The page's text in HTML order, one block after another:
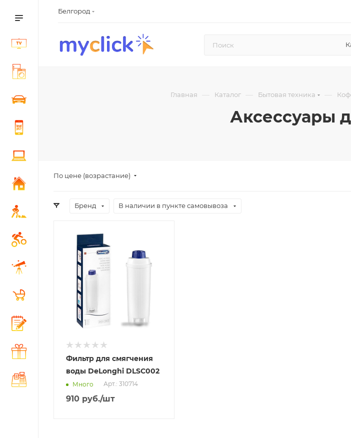
Белгород
Главная — Каталог — Бытовая техника —
Аксессуары
По цене (возрастание)
Бренд В наличии в пункте самовывоза
Отправим
18.08.2026
В наличии в пункте
самовывоза
Нет
Фильтр для смягчения
воды DeLonghi DLSC002
Много Арт.: 310714
910 руб./шт